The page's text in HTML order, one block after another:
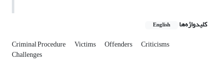
کلیدواژه‌ها English
Criminal Procedure Victims Offenders Criticisms
Challenges